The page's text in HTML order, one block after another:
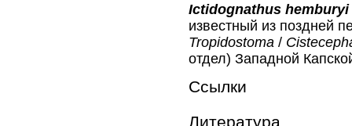
Ictidognathus hemburyi
известный из поздней
Tropidostoma /
отдел) Западной
Ссылки
Литература